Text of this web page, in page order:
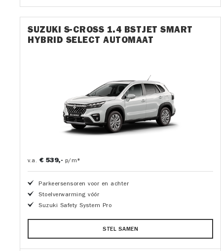
SUZUKI S-CROSS 1.4 BSTJET SMART
HYBRID SELECT AUTOMAAT
v.a. € 539,- p/m*
Parkeersensoren voor en achter
Stoelverwarming vóór
Suzuki Safety System Pro
STEL SAMEN